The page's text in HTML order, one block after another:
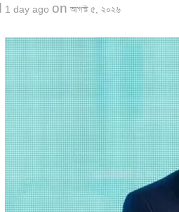
1 day ago on আগস্ট ৫, ২০২৬